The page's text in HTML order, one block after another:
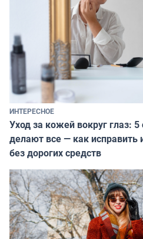
ИНТЕРЕСНОЕ
Уход за кожей вокруг глаз:
делают все — как исправить
без дорогих средств